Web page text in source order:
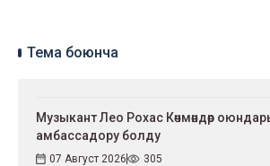
Тема боюнча
Музыкант Лео Рохас Көчмөндөр
амбассадору болду
07 Август 2026 305